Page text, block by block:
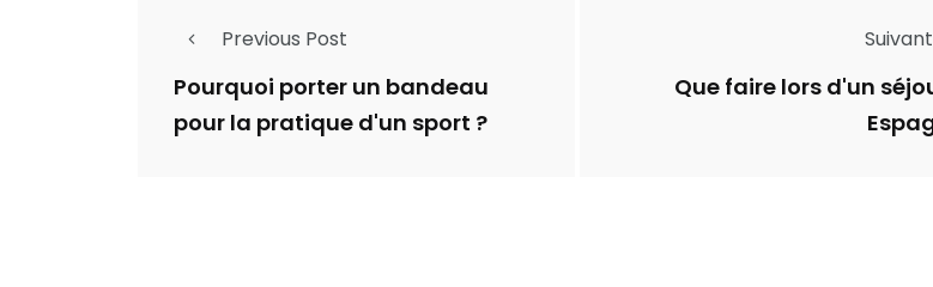
Previous Post
Pourquoi porter un bandeau
pour la pratique d'un sport ?
Suivant
Que faire lors d'un